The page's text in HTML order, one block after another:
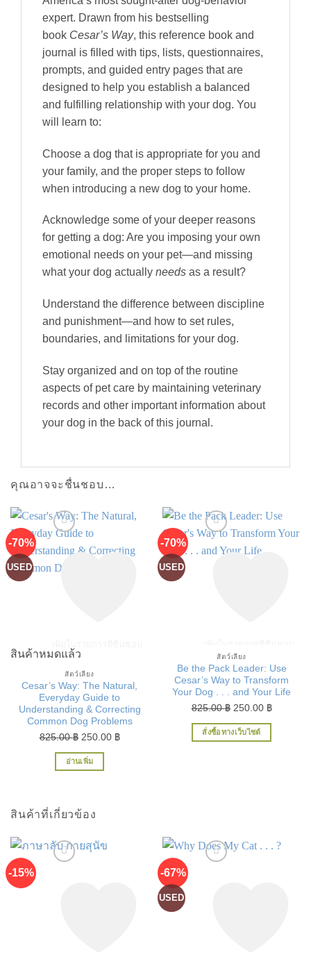
expert. Drawn from his bestselling
book Cesar’s Way, this reference book and
journal is filled with tips, lists, questionnaires,
prompts, and guided entry pages that are
designed to help you establish a balanced
and fulfilling relationship with your dog. You
will learn to:
Choose a dog that is appropriate for you and
your family, and the proper steps to follow
when introducing a new dog to your home.
Acknowledge some of your deeper reasons
for getting a dog: Are you imposing your own
emotional needs on your pet—and missing
what your dog actually needs as a result?
Understand the difference between discipline
and punishment—and how to set rules,
boundaries, and limitations for your dog.
Stay organized and on top of the routine
aspects of pet care by maintaining veterinary
records and other important information about
your dog in the back of this journal.
คุณอาจจะชื่นชอบ…
-70%
USED
สินค้าหมดแล้ว
สัตว์เลี้ยง
Cesar’s Way: The Natural,
Everyday Guide to
Understanding & Correcting
Common Dog Problems
825.00฿ Original
price
was:
250.00 ฿Current
อ่านเพิ่ม
-70%
USED
สัตว์เลี้ยง
Be the Pack Leader: Use
Cesar’s Way to Transform
Your Dog . . . and Your Life
825.00฿ Original
price
was:
250.00 ฿Current
price
สั่งซื้อทางเว็บไซต์
สินค้าที่เกี่ยวข้อง
-15% -67%
USED